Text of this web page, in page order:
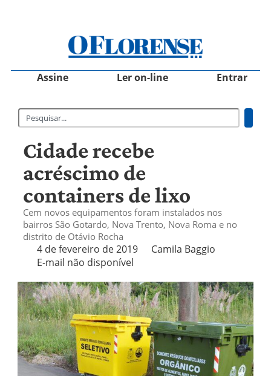
Assine Ler on-line Entrar
Cidade recebe
acréscimo de
containers de lixo
Cem novos equipamentos foram instalados nos
bairros São Gotardo, Nova Trento, Nova Roma e no
distrito de Otávio Rocha
4 de fevereiro de 2019
Camila Baggio
E-mail não disponível